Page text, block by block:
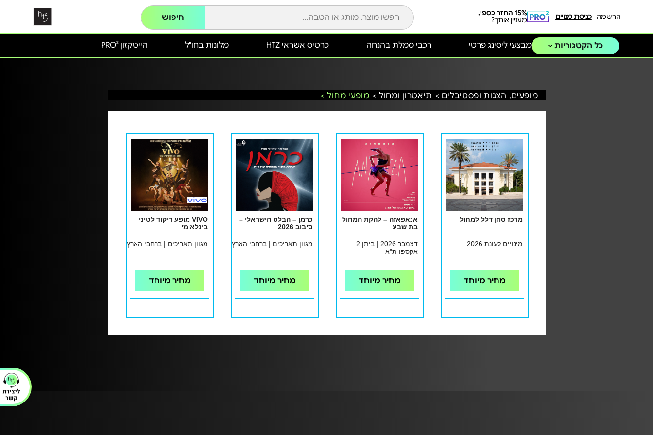
הרשמה כניסת מנויים
15% החזר כספי,
מעניין אותך?
חיפוש
כל הקטגוריות הייטקזון PRO² מלונות בחו"ל כרטיס אשראי HTZ מבצעי ליסינג פרטי רכבי סמלת בהנחה
מופעים, הצגות ופסטיבלים > תיאטרון ומחול > מופעי מחול >
מרכז סוזן דלל למחול
מינויים לעונת 2026
מחיר מיוחד
אנאפאזה – להקת המחול
בת שבע
דצמבר 2026 | ביתן 2
אקספו ת"א
מחיר מיוחד
כרמן – הבלט הישראלי –
סיבוב 2026
מגוון תאריכים | ברחבי הארץ
מחיר מיוחד
VIVO מופע ריקוד לטיני
בינלאומי
מגוון תאריכים | ברחבי הארץ
מחיר מיוחד